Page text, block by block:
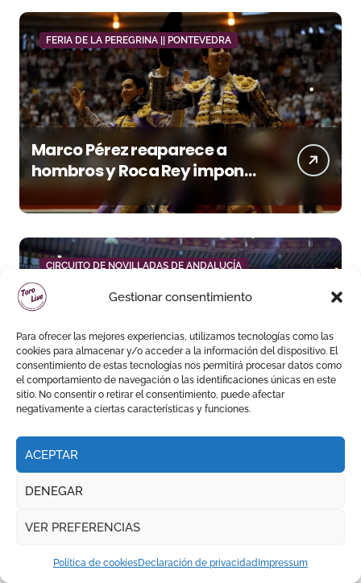
Gestionar consentimiento
Para ofrecer las mejores experiencias, utilizamos tecnologías como las
cookies para almacenar y/o acceder a la información del dispositivo. El
consentimiento de estas tecnologías nos permitirá procesar datos como
el comportamiento de navegación o las identificaciones únicas en este
sitio. No consentir o retirar el consentimiento, puede afectar
negativamente a ciertas características y funciones.
ACEPTAR
DENEGAR
VER PREFERENCIAS
Política de cookiesDeclaración de privacidad Impressum
FERIA DE LA PEREGRINA || PONTEVEDRA
Marco Pérez reaparece a
hombros y Roca Rey impone
su poder en Pontevedra
CIRCUITO DE NOVILLADAS DE ANDALUCÍA
Manuel Quintana se
proclama triunfador del
Circuito de Novilladas de
Andalucía tras imponerse en
Málaga
ALMENDRA DE PLATA || GOR